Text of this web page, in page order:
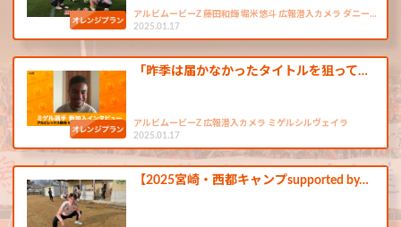
アルビムービーZ 藤田和輝 堀米悠斗 広報潜入カメラ ダニー…
2025.01.17
「昨季は届かなかったタイトルを狙って…
アルビムービーZ 広報潜入カメラ ミゲルシルヴェイラ
2025.01.17
【2025宮崎・西都キャンプsupported by…